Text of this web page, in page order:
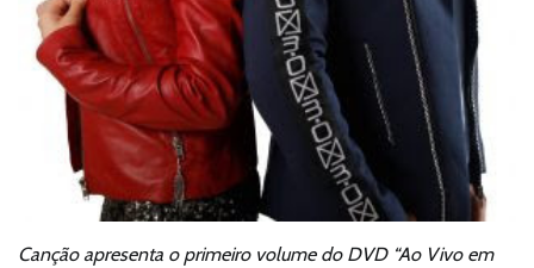
Canção apresenta o primeiro volume do DVD “Ao Vivo em